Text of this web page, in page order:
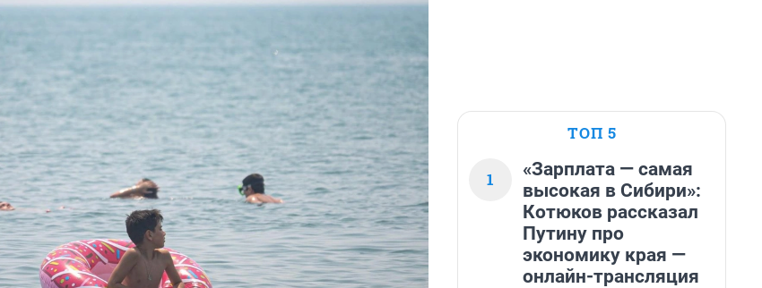
ТОП 5
1
«Зарплата — самая
высокая в Сибири»:
Котюков рассказал
Путину про
экономику края —
онлайн-трансляция